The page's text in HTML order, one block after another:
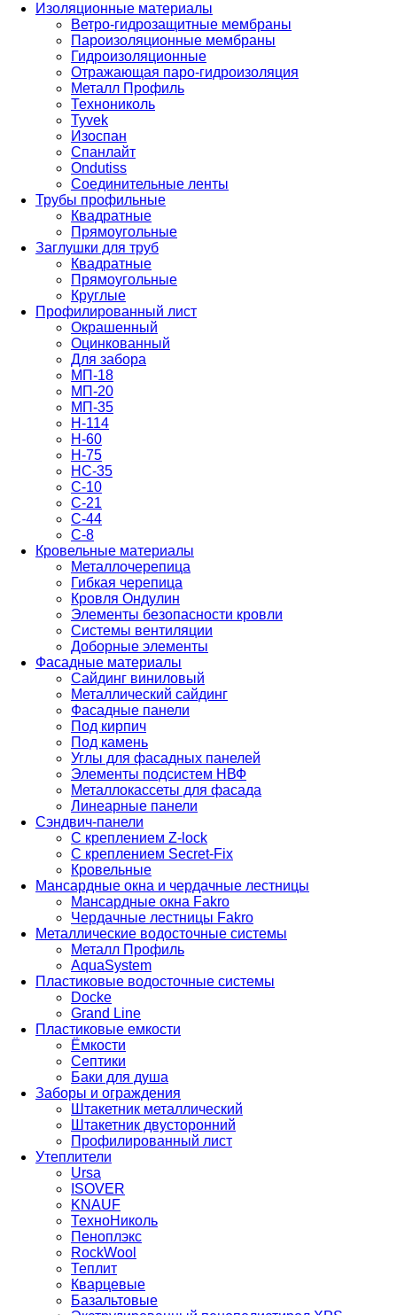
Изоляционные материалы
Ветро-гидрозащитные мембраны
Пароизоляционные мембраны
Гидроизоляционные
Отражающая паро-гидроизоляция
Металл Профиль
Технониколь
Tyvek
Изоспан
Спанлайт
Ondutiss
Соединительные ленты
Трубы профильные
Квадратные
Прямоугольные
Заглушки для труб
Квадратные
Прямоугольные
Круглые
Профилированный лист
Окрашенный
Оцинкованный
Для забора
МП-18
МП-20
МП-35
Н-114
Н-60
Н-75
НС-35
С-10
С-21
С-44
С-8
Кровельные материалы
Металлочерепица
Гибкая черепица
Кровля Ондулин
Элементы безопасности кровли
Системы вентиляции
Доборные элементы
Фасадные материалы
Сайдинг виниловый
Металлический сайдинг
Фасадные панели
Под кирпич
Под камень
Углы для фасадных панелей
Элементы подсистем НВФ
Металлокассеты для фасада
Линеарные панели
Сэндвич-панели
С креплением Z-lock
С креплением Secret-Fix
Кровельные
Мансардные окна и чердачные лестницы
Мансардные окна Fakro
Чердачные лестницы Fakro
Металлические водосточные системы
Металл Профиль
AquaSystem
Пластиковые водосточные системы
Docke
Grand Line
Пластиковые емкости
Ёмкости
Септики
Баки для душа
Заборы и ограждения
Штакетник металлический
Штакетник двусторонний
Профилированный лист
Утеплители
Ursa
ISOVER
KNAUF
ТехноНиколь
Пеноплэкс
RockWool
Теплит
Кварцевые
Базальтовые